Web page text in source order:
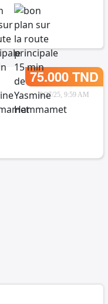
75.000 TND
8/27/25, 9:59 AM